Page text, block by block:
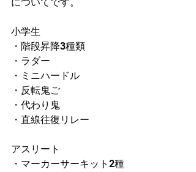
小学生
・階段昇降3種類
・ラダー
・ミニハードル
・反転鬼ご
・代わり鬼
・直線往復リレー
アスリート
・マーカーサーキット2種